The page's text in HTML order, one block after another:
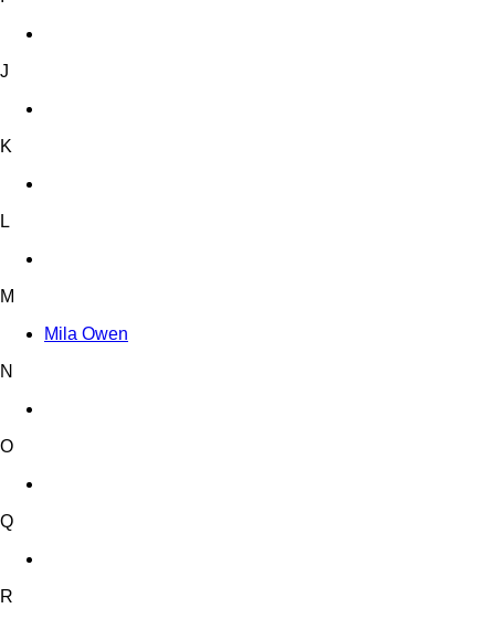
J
K
L
M
Mila Owen
N
O
Q
R